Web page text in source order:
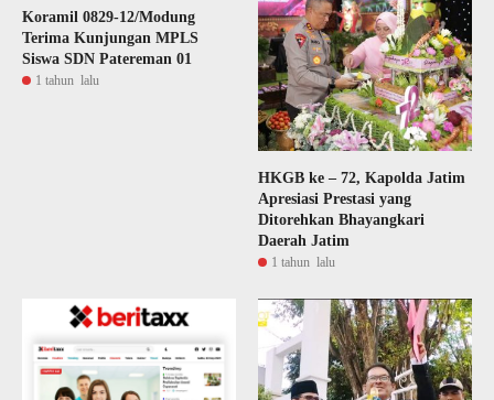
Koramil 0829-12/Modung
Terima Kunjungan MPLS
Siswa SDN Patereman 01
1 tahun lalu
HKGB ke – 72, Kapolda Jatim
Apresiasi Prestasi yang
Ditorehkan Bhayangkari
Daerah Jatim
1 tahun lalu